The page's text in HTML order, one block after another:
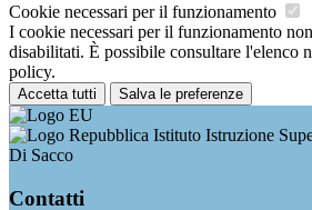
Cookie necessari per il funzionamento
I cookie necessari per il funzionamento
disabilitati. È possibile consultare l'elenco
policy.
Accetta tutti Salva le preferenze
Istituto Istruzione
Di Sacco
Contatti